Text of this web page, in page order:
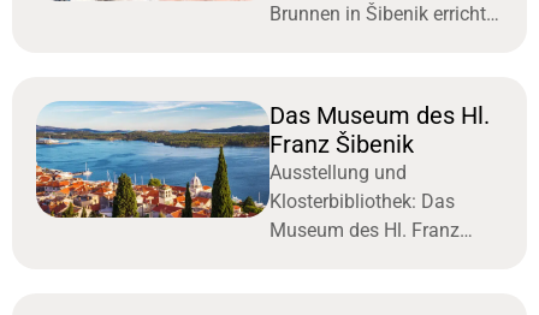
Brunnen in Šibenik errichtet
Das Museum des Hl.
Franz Šibenik
Ausstellung und
Klosterbibliothek: Das
Museum des Hl. Franz